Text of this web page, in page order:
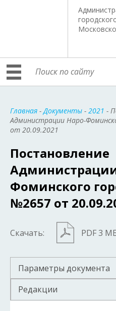
Главная -Документы - 2021 -
Администрации Наро-
от 20.09.2021
Постановление
Фоминского
№2657 от
Скачать: PDF 3
Параметры документа
Редакции